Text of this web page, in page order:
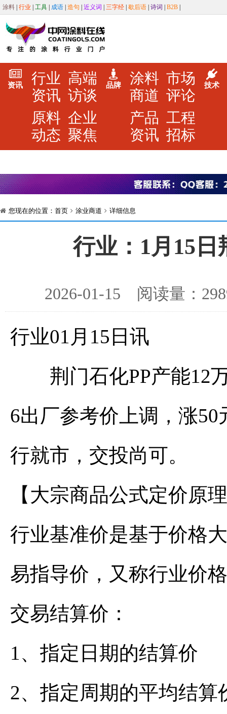
涂料 行业 工具 成语 造句 近义词 三字经 歇后语 诗词 B2B
资讯
行业
资讯
高端
访谈
原料
动态
企业
聚焦
品牌
涂料
商道
市场
评论
产品
资讯
工程
招标
技术
您现在的位置： 首页 涂业商道 详细信息
行业：1月15
2026-01-15 阅读量：
行业01月15日讯
荆门石化PP产能12万
6出厂参考价上调，涨
行就市，交投尚可。
【大宗商品公式定价原
行业基准价是基于价格
易指导价，又称行业价
交易结算价：
1、指定日期的结算价
2、指定周期的平均结算